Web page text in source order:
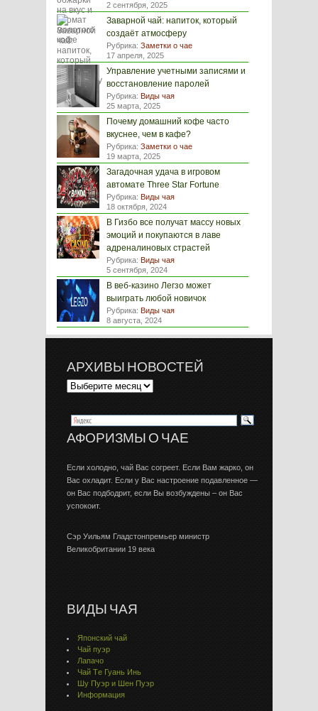
2 сентября, 2025
Заварной чай: напиток, который
создаёт атмосферу
Рубрика: Заметки о чае
17 апреля, 2025
Управление учетными записями и
восстановление паролей
Рубрика: Виды чая
25 марта, 2025
Почему домашний кофе часто
вкуснее, чем в кафе?
Рубрика: Заметки о чае
19 марта, 2025
Загадочная удача в игровом
автомате Three Star Fortune
Рубрика: Виды чая
18 октября, 2024
В Гизбо все получат массу новых
эмоций и покупаются в лаве
адреналиновых страстей
Рубрика: Виды чая
5 сентября, 2024
В веб-казино Легзо может
выиграть любой новичок
Рубрика: Виды чая
8 августа, 2024
АРХИВЫ НОВОСТЕЙ
АФОРИЗМЫ О ЧАЕ
Если холодно, чай Вас согреет. Если Вам жарко, он
Вас охладит. Если у Вас настроение подавленное —
он Вас подбодрит, если Вы возбуждены – он Вас
успокоит.
Сэр Уильям Гладстонпремьер министр
Великобритании 19 века
ВИДЫ ЧАЯ
Японский чай
Чай пуэр
Лапачо
Чай Тe Гуaнь Инь
Шу Пуэр и Шен Пуэр
Информация